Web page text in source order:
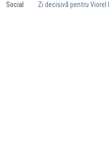
Social Zi decisivă pentru